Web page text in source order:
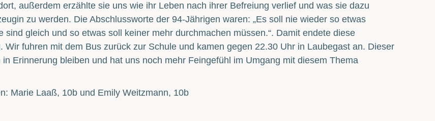
außerdem erzählte sie uns wie ihr Leben nach ihrer Befreiung verlief und was sie dazu
zu werden. Die Abschlussworte der 94-Jährigen waren: „Es soll nie wieder so etwas
sind gleich und so etwas soll keiner mehr durchmachen müssen.“. Damit endete diese
Wir fuhren mit dem Bus zurück zur Schule und kamen gegen 22.30 Uhr in Laubegast an. Dieser
in Erinnerung bleiben und hat uns noch mehr Feingefühl im Umgang mit diesem Thema
Marie Laaß, 10b und Emily Weitzmann, 10b